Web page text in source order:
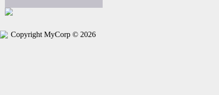
Copyright MyCorp © 2026